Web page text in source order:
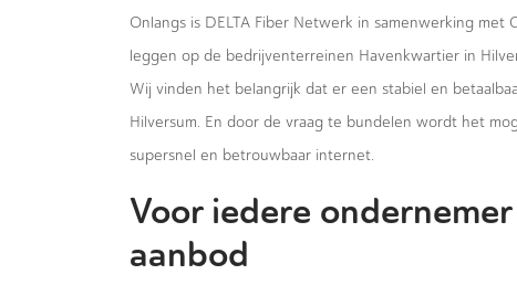
Onlangs is DELTA Fiber Netwerk in samenwerking
leggen op de bedrijventerreinen Havenkwartier in
Wij vinden het belangrijk dat er een stabiel en
Hilversum. En door de vraag te bundelen wordt het
supersnel en betrouwbaar internet.
Voor iedere
aanbod